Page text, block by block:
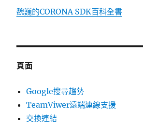
魏巍的CORONA SDK百科全書
頁面
Google搜尋趨勢
TeamViwer遠端連線支援
交換連結